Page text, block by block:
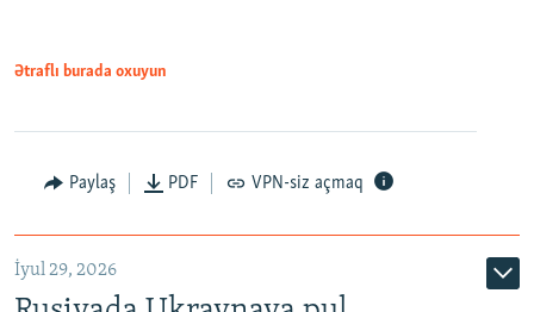
Ətraflı burada oxuyun
Paylaş PDF VPN-siz açmaq
İyul 29, 2026